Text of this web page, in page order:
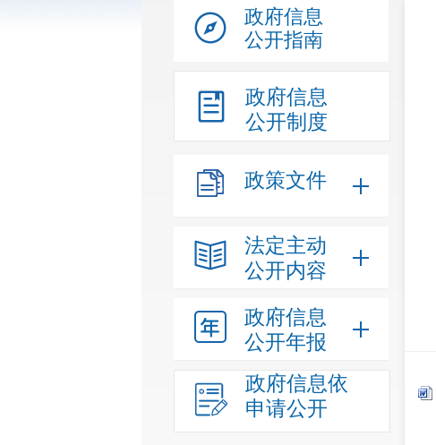
政府信息
公开指南
政府信息
公开制度
政策文件
法定主动
公开内容
政府信息
公开年报
政府信息依
申请公开